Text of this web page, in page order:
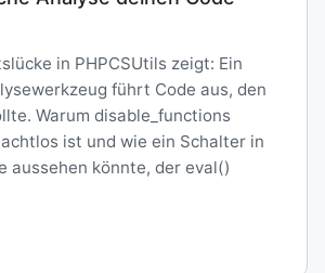
in PHPCSUtils zeigt: Ein
führt Code aus, den
Warum disable_functions
ist und wie ein Schalter in
aussehen könnte, der eval()